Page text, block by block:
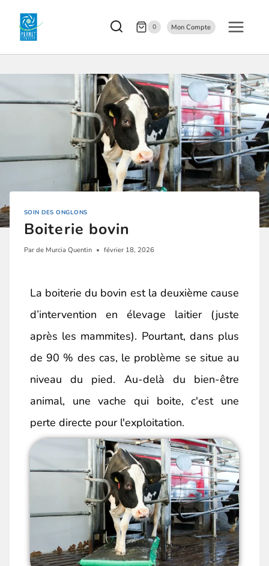
0 Mon Compte
SOIN DES ONGLONS
Boiterie bovin
Par de Murcia Quentin février 18, 2026
La boiterie du bovin est la deuxième cause
d’intervention en élevage laitier (juste
après les mammites). Pourtant, dans plus
de 90 % des cas, le problème se situe au
niveau du pied. Au-delà du bien-être
animal, une vache qui boite, c'est une
perte directe pour l'exploitation.